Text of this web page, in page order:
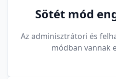
Sötét mód
Az adminisztrátori és
módban vannak